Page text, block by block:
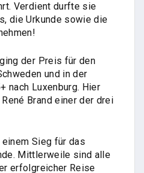
Verdient durfte sie
die Urkunde sowie die
der Preis für den
und in der
nach Luxenburg. Hier
Brand einer der drei
Sieg für das
Mittlerweile sind alle
erfolgreicher Reise